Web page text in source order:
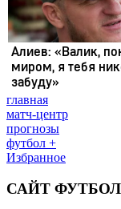
главная
матч-центр
прогнозы
футбол +
Избранное
САЙТ ФУТБОЛ